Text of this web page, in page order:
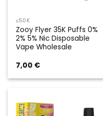
≤50K
Zooy Flyer 35K Puffs 0%
2% 5% Nic Disposable
Vape Wholesale
7,00 €